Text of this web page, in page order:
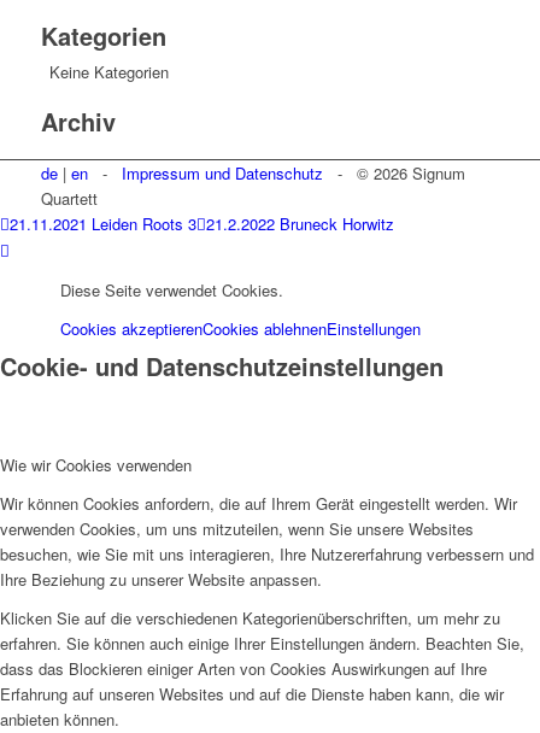
Kategorien
Keine Kategorien
Archiv
de| en- Impressum und Datenschutz - © 2026 Signum
Quartett
21.11.2021 Leiden Roots 3 21.2.2022 Bruneck Horwitz
Diese Seite verwendet Cookies.
Cookies akzeptierenCookies ablehnenEinstellungen
Cookie- und Datenschutzeinstellungen
Wie wir Cookies verwenden
Wir können Cookies anfordern, die auf Ihrem Gerät eingestellt werden. Wir
verwenden Cookies, um uns mitzuteilen, wenn Sie unsere Websites
besuchen, wie Sie mit uns interagieren, Ihre Nutzererfahrung verbessern und
Ihre Beziehung zu unserer Website anpassen.
Klicken Sie auf die verschiedenen Kategorienüberschriften, um mehr zu
erfahren. Sie können auch einige Ihrer Einstellungen ändern. Beachten Sie,
dass das Blockieren einiger Arten von Cookies Auswirkungen auf Ihre
Erfahrung auf unseren Websites und auf die Dienste haben kann, die wir
anbieten können.